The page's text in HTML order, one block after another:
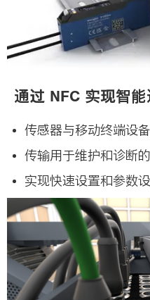
通过 NFC 实现智能
传感器与移动终端设
传输用于维护和诊断
实现快速设置和参数